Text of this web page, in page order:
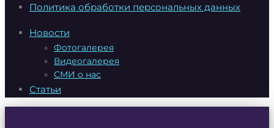
Политика обработки персональных данных
Новости
Фотогалерея
Видеогалерея
СМИ о нас
Статьи